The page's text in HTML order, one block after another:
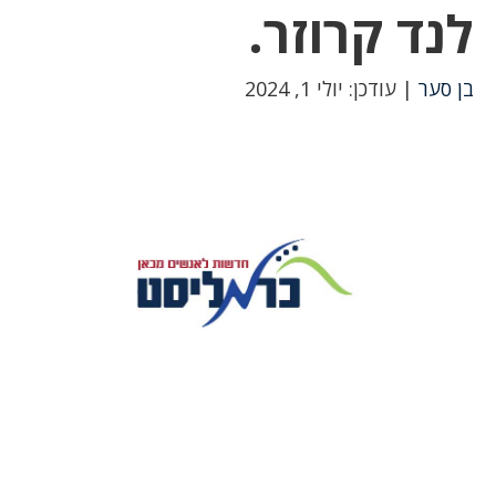
לנד קרוזר.
בן סער | עודכן: יולי 1, 2024